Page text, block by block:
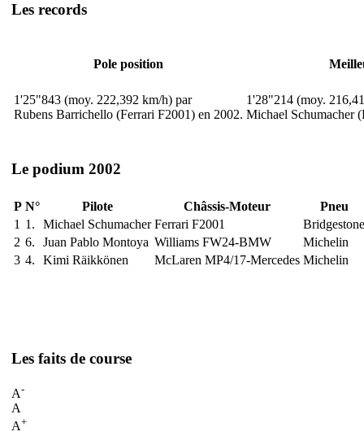
Les records
Pole position
1'25"843 (moy. 222,392 km/h) par
Rubens Barrichello (Ferrari F2001) en 2002.
1'28"214 (moy.
Michael Schumacher
Le podium 2002
P N° Pilote Châssis-Moteur
Pneu
1 1. Michael Schumacher Ferrari F2001
Bridgestone
2 6. Juan Pablo Montoya Williams FW24-BMW
Michelin
3 4. Kimi Räikkönen McLaren MP4/17-Mercedes Michelin
Les faits de course
A-
A
A+